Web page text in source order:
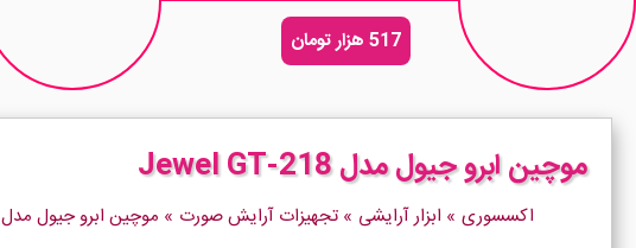
517 هزار تومان
موچین ابرو جیول مدل Jewel GT-218
اکسسوری » ابزار آرایشی » تجهیزات آرایش صورت » موچین ابرو جیول مدل Jewel GT-218